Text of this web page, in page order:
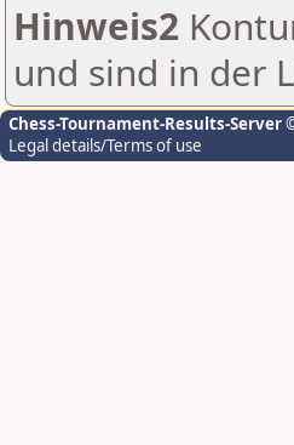
Hinweis2
und sind in der
Chess-Tournament-Results-Server
Legal details/Terms of use